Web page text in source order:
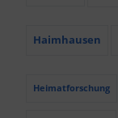
Haimhausen
Heimatforschung